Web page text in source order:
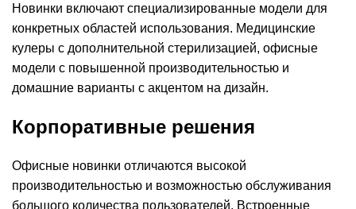
Новинки включают специализированные модели для
конкретных областей использования. Медицинские
кулеры с дополнительной стерилизацией, офисные
модели с повышенной производительностью и
домашние варианты с акцентом на дизайн.
Корпоративные решения
Офисные новинки отличаются высокой
производительностью и возможностью обслуживания
большого количества пользователей. Встроенные